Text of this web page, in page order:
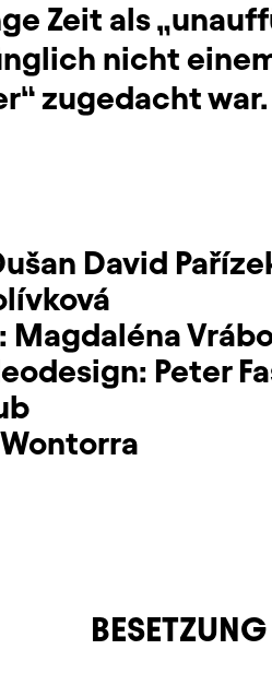
Zeit als
nicht
zugedacht war.
David
Magdaléna
Peter
BESETZUNG